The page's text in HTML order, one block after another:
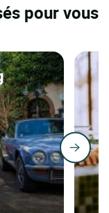
pour vous